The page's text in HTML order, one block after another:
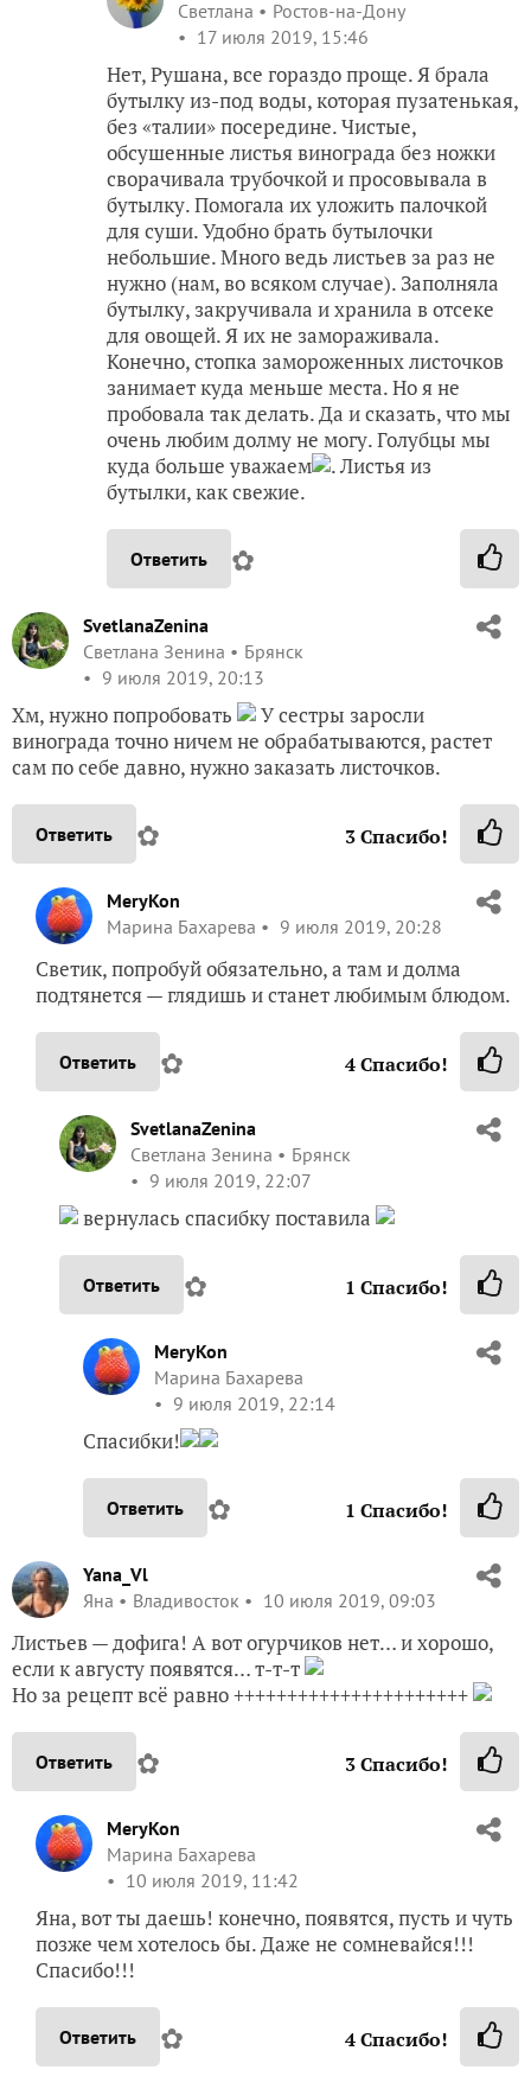
Светлана
Ростов-на-Дону
17 июля 2019, 15:46
Нет, Рушана, все гораздо проще. Я брала
бутылку из-под воды, которая пузатенькая,
без «талии» посередине. Чистые,
обсушенные листья винограда без ножки
сворачивала трубочкой и просовывала в
бутылку. Помогала их уложить палочкой
для суши. Удобно брать бутылочки
небольшие. Много ведь листьев за раз не
нужно (нам, во всяком случае). Заполняла
бутылку, закручивала и хранила в отсеке
для овощей. Я их не замораживала.
Конечно, стопка замороженных листочков
занимает куда меньше места. Но я не
пробовала так делать. Да и сказать, что мы
очень любим долму не могу. Голубцы мы
куда больше уважаем
. Листья из
бутылки, как свежие.
Ответить ✿
SvetlanaZenina
Светлана Зенина
Брянск
9 июля 2019, 20:13
Хм, нужно попробовать
У сестры заросли
винограда точно ничем не обрабатываются, растет
сам по себе давно, нужно заказать листочков.
Ответить ✿ 3Спасибо!
MeryKon
Марина Бахарева
9 июля 2019, 20:28
Светик, попробуй обязательно, а там и долма
подтянется — глядишь и станет любимым блюдом.
Ответить ✿ 4Спасибо!
SvetlanaZenina
Светлана Зенина
Брянск
9 июля 2019, 22:07
вернулась спасибку поставила
Ответить ✿ 1 Спасибо!
MeryKon
Марина Бахарева
9 июля 2019, 22:14
Спасибки!
Ответить ✿ 1 Спасибо!
Yana_Vl
Яна
Владивосток 10 июля 2019, 09:03
Листьев — дофига! А вот огурчиков нет… и хорошо,
если к августу появятся… т-т-т
Но за рецепт всё равно ++++++++++++++++++++++
Ответить ✿ 3Спасибо!
MeryKon
Марина Бахарева
10 июля 2019, 11:42
Яна, вот ты даешь! конечно, появятся, пусть и чуть
позже чем хотелось бы. Даже не сомневайся!!!
Спасибо!!!
Ответить ✿ 4Спасибо!